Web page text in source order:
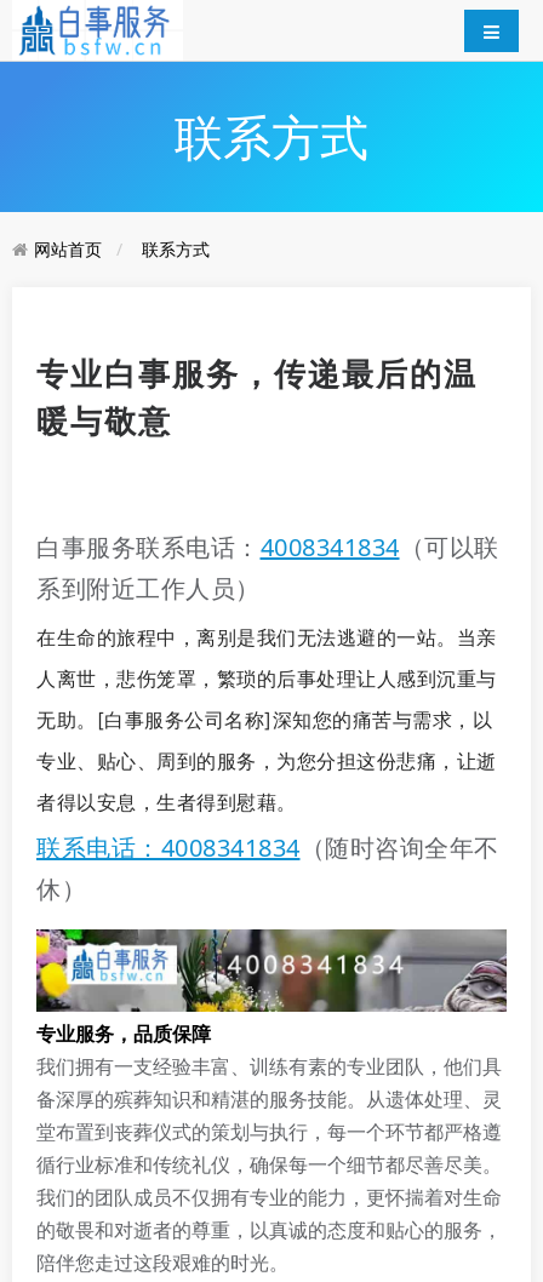
联系方式
网站首页 联系方式
专业白事服务，传递最后的温
暖与敬意
白事服务联系电话： 4008341834 （可以联
系到附近工作人员）
在生命的旅程中，离别是我们无法逃避的一站。当亲
人离世，悲伤笼罩，繁琐的后事处理让人感到沉重与
无助。[白事服务公司名称]深知您的痛苦与需求，以
专业、贴心、周到的服务，为您分担这份悲痛，让逝
者得以安息，生者得到慰藉。
联系电话：4008341834 （随时咨询全年不
休）
专业服务，品质保障
我们拥有一支经验丰富、训练有素的专业团队，他们具
备深厚的殡葬知识和精湛的服务技能。从遗体处理、灵
堂布置到丧葬仪式的策划与执行，每一个环节都严格遵
循行业标准和传统礼仪，确保每一个细节都尽善尽美。
我们的团队成员不仅拥有专业的能力，更怀揣着对生命
的敬畏和对逝者的尊重，以真诚的态度和贴心的服务，
陪伴您走过这段艰难的时光。